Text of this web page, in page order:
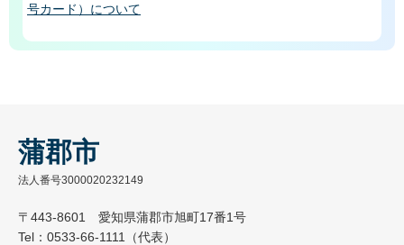
号カード）について
蒲郡市
法人番号3000020232149
〒443-8601 愛知県蒲郡市旭町17番1号
Tel：0533-66-1111（代表）